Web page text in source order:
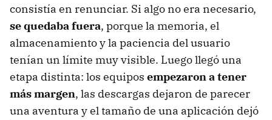
consistía en renunciar. Si algo no era necesario,
se quedaba fuera, porque la memoria, el
almacenamiento y la paciencia del usuario
tenían un límite muy visible. Luego llegó una
etapa distinta: los equipos empezaron a tener
más margen, las descargas dejaron de parecer
una aventura y el tamaño de una aplicación dejó